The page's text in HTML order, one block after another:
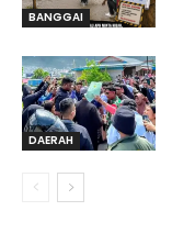
BANGGAI
DAERAH